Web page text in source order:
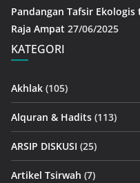
Pandangan Tafsir
Raja Ampat 27/06/2025
KATEGORI
Akhlak (105)
Alquran & Hadits (113)
ARSIP DISKUSI (25)
Artikel Tsirwah (7)